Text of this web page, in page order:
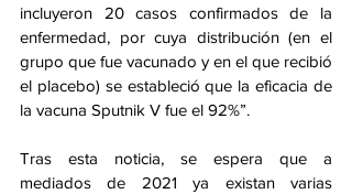
incluyeron 20 casos confirmados de la
enfermedad, por cuya distribución (en el
grupo que fue vacunado y en el que recibió
el placebo) se estableció que la eficacia de
la vacuna Sputnik V fue el 92%”.
Tras esta noticia, se espera que a
mediados de 2021 ya existan varias